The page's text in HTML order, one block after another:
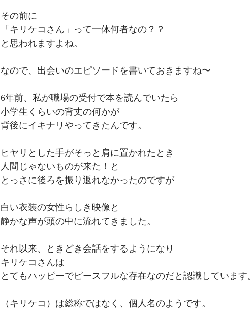
その前に
「キリケコさん」って一体何者なの？？
と思われますよね。
なので、出会いのエピソードを書いておきますね〜
6年前、私が職場の受付で本を読んでいたら
小学生くらいの背丈の何かが
背後にイキナリやってきたんです。
ヒヤリとした手がそっと肩に置かれたとき
人間じゃないものが来た！と
とっさに後ろを振り返れなかったのですが
白い衣装の女性らしき映像と
静かな声が頭の中に流れてきました。
それ以来、ときどき会話をするようになり
キリケコさんは
とてもハッピーでピースフルな存在なのだと認識しています。
（キリケコ）は総称ではなく、個人名のようです。